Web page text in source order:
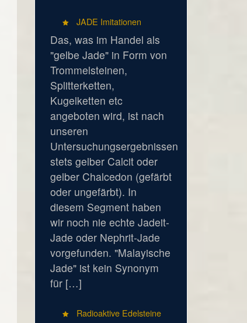
JADE Imitationen
Das, was im Handel als
"gelbe Jade" in Form von
Trommelsteinen,
Splitterketten,
Kugelketten etc
angeboten wird, ist nach
unseren
Untersuchungsergebnissen
stets gelber Calcit oder
gelber Chalcedon (gefärbt
oder ungefärbt). In
diesem Segment haben
wir noch nie echte Jadeit-
Jade oder Nephrit-Jade
vorgefunden. "Malayische
Jade" ist kein Synonym
für […]
Radioaktive Edelsteine